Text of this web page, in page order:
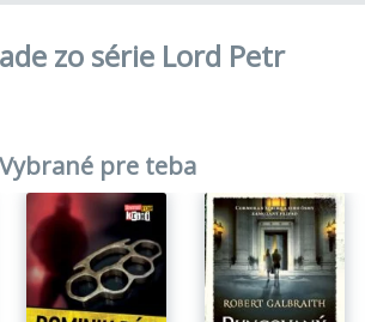
zo série Lord Petr
Vybrané pre teba